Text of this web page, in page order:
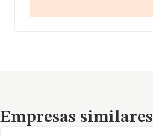
Empresas similares
Empresas similares